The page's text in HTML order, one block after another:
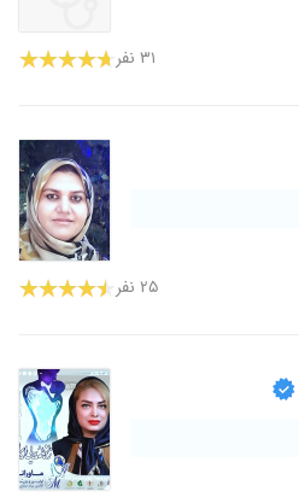
۳۱ نفر
۲۵ نفر